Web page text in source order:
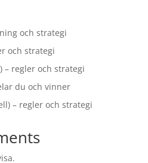
och strategi
och strategi
– regler och strategi
du och vinner
– regler och strategi